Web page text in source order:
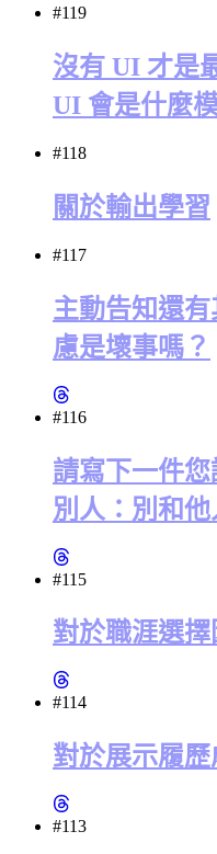
#119
沒有 UI 才是
UI 會是什麼
#118
關於輸出學習
#117
主動告知還
慮是壞事嗎？
#116
請寫下一件
別人：別和
#115
對於職涯選
#114
對於展示履
#113